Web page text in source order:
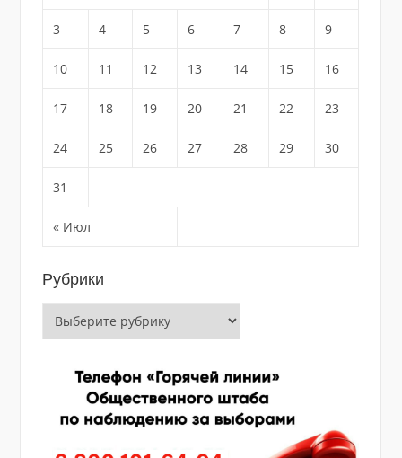
« Июл
3 4 5 6 7 8 9
10 11 12 13 14 15 16
17 18 19 20 21 22 23
24 25 26 27 28 29 30
31
Рубрики